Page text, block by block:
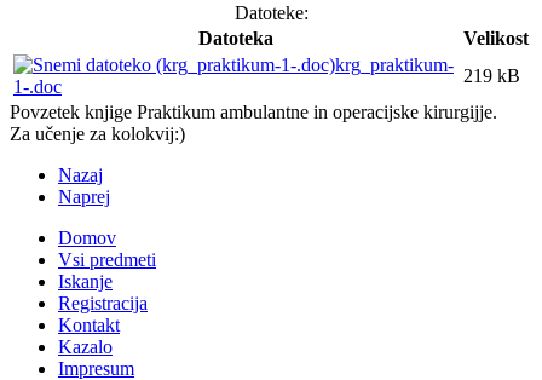
Datoteke:
Datoteka
Velikost
krg_praktikum-
1-.doc
219 kB
Povzetek knjige Praktikum ambulantne in operacijske kirurgijje.
Za učenje za kolokvij:)
Nazaj
Naprej
Domov
Vsi predmeti
Iskanje
Registracija
Kontakt
Kazalo
Impresum